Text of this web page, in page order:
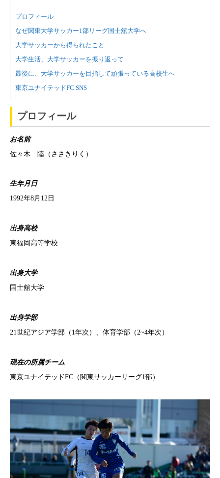
プロフィール
なぜ関東大学サッカー1部リーグ国士舘大学へ
大学サッカーから得られたこと
大学生活、大学サッカーを振り返って
最後に、大学サッカーを目指して頑張っている高校生へ
東京ユナイテッドFC SNS
プロフィール
お名前
佐々木 陸（ささきりく）
生年月日
1992年8月12日
出身高校
東福岡高等学校
出身大学
国士舘大学
出身学部
21世紀アジア学部（1年次）、体育学部（2~4年次）
現在の所属チーム
東京ユナイテッドFC（関東サッカーリーグ1部）